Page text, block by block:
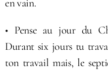
en vain.
• Pense au jour du
Durant six jours tu
ton travail mais, le